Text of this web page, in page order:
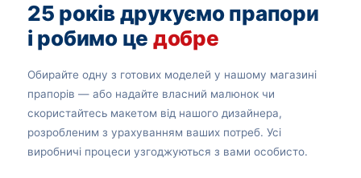
25 років друкуємо прапори
і робимо це добре
Обирайте одну з готових моделей у нашому магазині
прапорів — або надайте власний малюнок чи
скористайтесь макетом від нашого дизайнера,
розробленим з урахуванням ваших потреб. Усі
виробничі процеси узгоджуються з вами особисто.